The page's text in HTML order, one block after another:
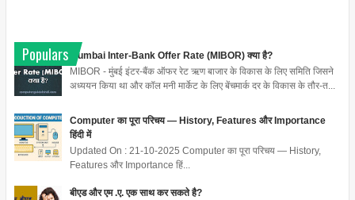
Populars
Mumbai Inter-Bank Offer Rate (MIBOR) क्या है?
MIBOR - मुंबई इंटर-बैंक ऑफर रेट ऋण बाजार के विकास के लिए समिति जिसने
अध्ययन किया था और कॉल मनी मार्केट के लिए बेंचमार्क दर के विकास के तौर-त...
Computer का पूरा परिचय — History, Features और Importance
हिंदी में
Updated On : 21-10-2025 Computer का पूरा परिचय — History,
Features और Importance हिं...
बीएड और एम .ए. एक साथ कर सकते है?